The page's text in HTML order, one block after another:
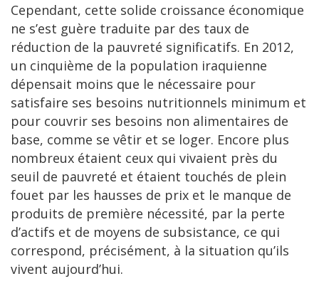
Cependant, cette solide croissance économique
ne s’est guère traduite par des taux de
réduction de la pauvreté significatifs. En 2012,
un cinquième de la population iraquienne
dépensait moins que le nécessaire pour
satisfaire ses besoins nutritionnels minimum et
pour couvrir ses besoins non alimentaires de
base, comme se vêtir et se loger. Encore plus
nombreux étaient ceux qui vivaient près du
seuil de pauvreté et étaient touchés de plein
fouet par les hausses de prix et le manque de
produits de première nécessité, par la perte
d’actifs et de moyens de subsistance, ce qui
correspond, précisément, à la situation qu’ils
vivent aujourd’hui.